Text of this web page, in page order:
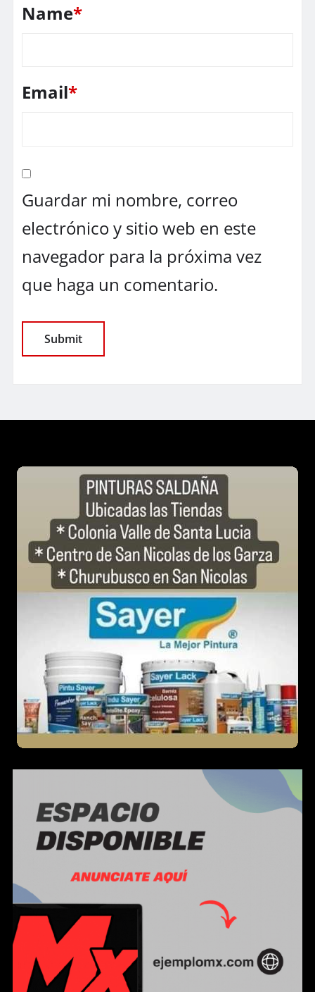
Name*
Email*
Guardar mi nombre, correo
electrónico y sitio web en este
navegador para la próxima vez
que haga un comentario.